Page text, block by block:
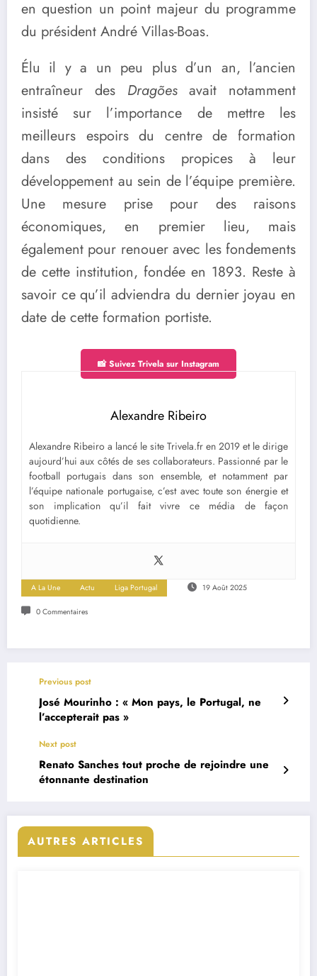
en question un point majeur du programme
du président André Villas-Boas.
Élu il y a un peu plus d’un an, l’ancien
entraîneur des Dragõesavait notamment
insisté sur l’importance de mettre les
meilleurs espoirs du centre de formation
dans des conditions propices à leur
développement au sein de l’équipe première.
Une mesure prise pour des raisons
économiques, en premier lieu, mais
également pour renouer avec les fondements
de cette institution, fondée en 1893. Reste à
savoir ce qu’il adviendra du dernier joyau en
date de cette formation portiste.
📸 Suivez Trivela sur Instagram
Alexandre Ribeiro
Alexandre Ribeiro a lancé le site Trivela.fr en 2019 et le dirige
aujourd’hui aux côtés de ses collaborateurs. Passionné par le
football portugais dans son ensemble, et notamment par
l’équipe nationale portugaise, c’est avec toute son énergie et
son implication qu’il fait vivre ce média de façon
quotidienne.
A La Une Actu Liga Portugal 19 Août 2025
0 Commentaires
Previous post
José Mourinho : « Mon pays, le Portugal, ne
l’accepterait pas »
Next post
Renato Sanches tout proche de rejoindre une
étonnante destination
AUTRES ARTICLES